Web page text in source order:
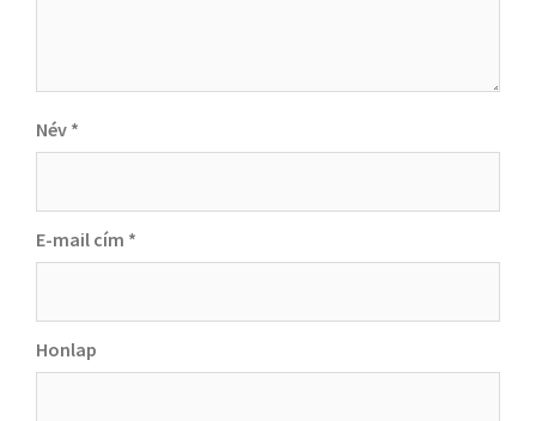
Név *
E-mail cím *
Honlap